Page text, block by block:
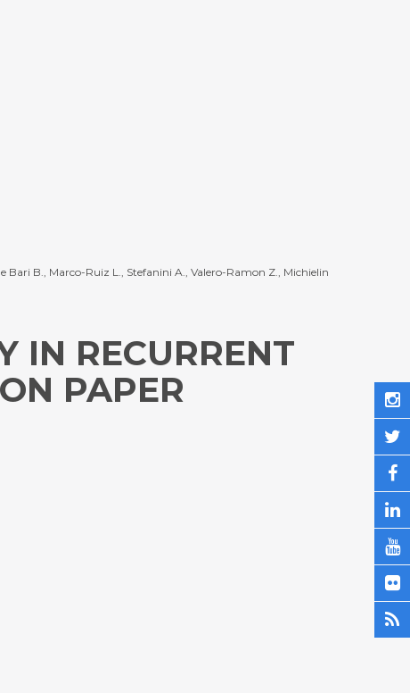
Bari B., Marco-Ruiz L., Stefanini A., Valero-Ramon Z., Michielin
IN RECURRENT
PAPER